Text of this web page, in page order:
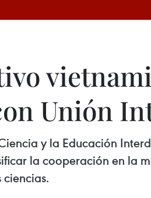
Unión
y la Educación
la cooperación en la